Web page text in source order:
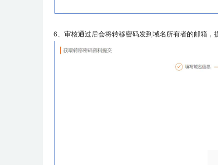
6、 审核通过后会将转移密码发到域名所有者的邮箱